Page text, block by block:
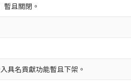
暫且關閉。
具名貢獻功能暫且下架。